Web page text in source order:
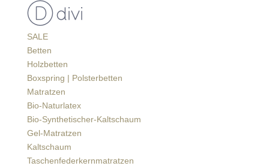
SALE
Betten
Holzbetten
Boxspring | Polsterbetten
Matratzen
Bio-Naturlatex
Bio-Synthetischer-Kaltschaum
Gel-Matratzen
Kaltschaum
Taschenfederkernmatratzen